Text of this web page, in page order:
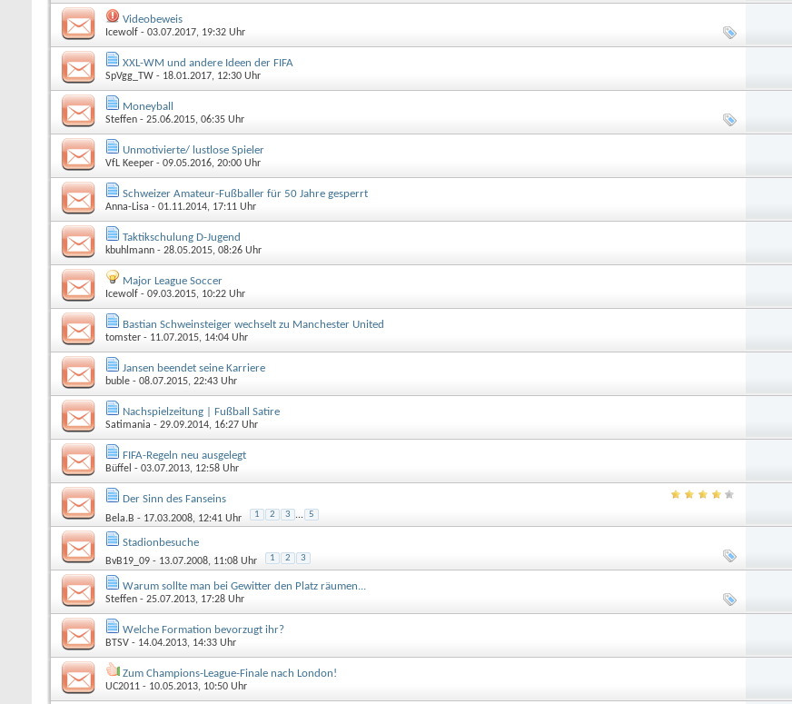
Videobeweis
Icewolf - 03.07.2017, 19:32 Uhr
XXL-WM und andere Ideen der FIFA
SpVgg_TW - 18.01.2017, 12:30 Uhr
Moneyball
Steffen - 25.06.2015, 06:35 Uhr
Unmotivierte/ lustlose Spieler
VfL Keeper - 09.05.2016, 20:00 Uhr
Schweizer Amateur-Fußballer für 50 Jahre gesperrt
Anna-Lisa - 01.11.2014, 17:11 Uhr
Taktikschulung D-Jugend
kbuhlmann - 28.05.2015, 08:26 Uhr
Major League Soccer
Icewolf - 09.03.2015, 10:22 Uhr
Bastian Schweinsteiger wechselt zu Manchester United
tomster - 11.07.2015, 14:04 Uhr
Jansen beendet seine Karriere
buble - 08.07.2015, 22:43 Uhr
Nachspielzeitung | Fußball Satire
Satimania - 29.09.2014, 16:27 Uhr
FIFA-Regeln neu ausgelegt
Büffel - 03.07.2013, 12:58 Uhr
Der Sinn des Fanseins
Bela.B - 17.03.2008, 12:41 Uhr 1 2 3 ... 5
Stadionbesuche
BvB19_09 - 13.07.2008, 11:08 Uhr 1 2 3
Warum sollte man bei Gewitter den Platz räumen...
Steffen - 25.07.2013, 17:28 Uhr
Welche Formation bevorzugt ihr?
BTSV - 14.04.2013, 14:33 Uhr
Zum Champions-League-Finale nach London!
UC2011 - 10.05.2013, 10:50 Uhr